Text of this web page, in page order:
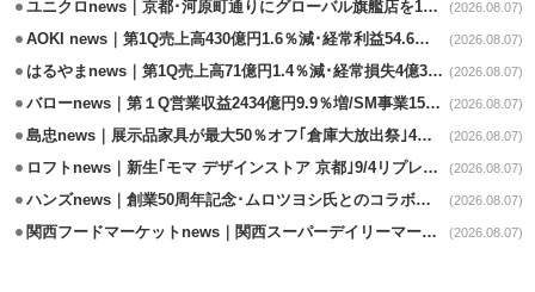
ユニクロnews｜京都･河原町通りにグローバル旗艦店を11/6開設 (2026.08.07)
AOKI news｜第1Q売上高430億円1.6％減･経常利益54.6％減 (2026.08.07)
はるやまnews｜第1Q売上高71億円1.4％減･経常損失4億3800万円 (2026.08.07)
バローnews｜第１Q営業収益2434億円9.9％増/SM事業15.5％増と絶好調 (2026.08.07)
島忠news｜展示品家具が最大50％オフ｢倉庫大放出祭｣4店舗限定で開催 (2026.08.07)
ロフトnews｜新生｢モマ デザインストア 京都｣9/4リプレイスオープン (2026.08.07)
ハンズnews｜創業50周年記念･ムロツヨシ氏とのコラボ企画｢ムロハンズ｣開催 (2026.08.07)
関西フードマーケットnews｜関西スーパーデイリーマート蒲生店8/7改装 (2026.08.07)